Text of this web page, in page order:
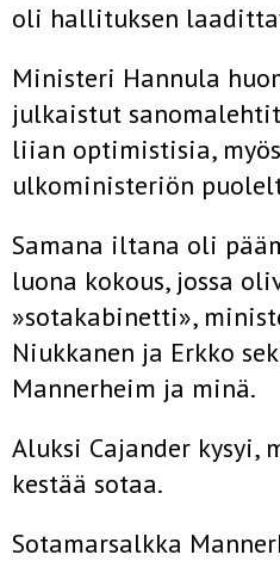
oli halli­tuksen
Ministeri Hannula
julkaistut
liian optimistisia,
ulkoministeriön
Samana iltana oli
luona kokous, jossa
»sotakabinetti»,
Niukkanen ja Erkko
Mannerheim ja minä.
Aluksi Cajander kysyi,
kestää sotaa.
Sotamarsalkka